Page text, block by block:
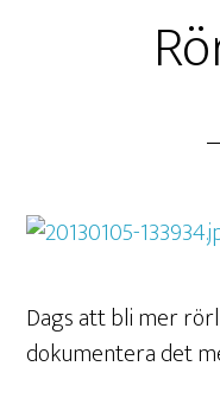
Dags att bli mer
dokumentera det